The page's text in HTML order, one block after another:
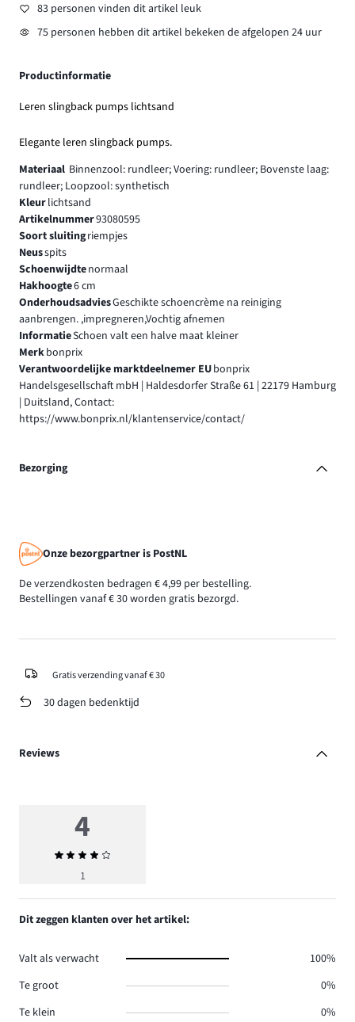
83 personen vinden dit artikel leuk
75 personen hebben dit artikel bekeken de afgelopen 24 uur
Productinformatie
Leren slingback pumps lichtsand
Elegante leren slingback pumps.
Materiaal Binnenzool: rundleer; Voering: rundleer; Bovenste laag:
rundleer; Loopzool: synthetisch
Kleurlichtsand
Artikelnummer93080595
Soort sluitingriempjes
Neusspits
Schoenwijdtenormaal
Hakhoogte6 cm
OnderhoudsadviesGeschikte schoencrème na reiniging
aanbrengen. ,impregneren,Vochtig afnemen
InformatieSchoen valt een halve maat kleiner
Merkbonprix
Verantwoordelijke marktdeelnemer EUbonprix
Handelsgesellschaft mbH | Haldesdorfer Straße 61 | 22179 Hamburg
| Duitsland, Contact:
https://www.bonprix.nl/klantenservice/contact/
Bezorging
Onze bezorgpartner is PostNL
De verzendkosten bedragen € 4,99 per bestelling.
Bestellingen vanaf € 30 worden gratis bezorgd.
Gratis verzending vanaf € 30
30 dagen bedenktijd
Reviews
4
Gemiddelde
beoordeling
1
Dit zeggen klanten over het artikel:
Valt als verwacht
100%
Te groot
0%
Te klein
0%